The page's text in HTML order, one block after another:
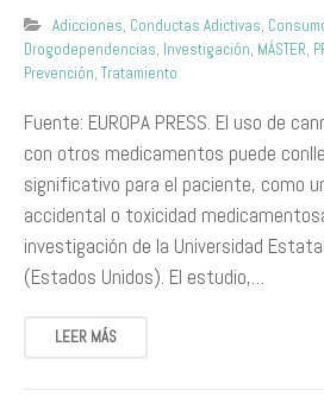
Adicciones, Conductas Adictivas,
Drogodependencias, Investigación, MÁSTER,
Prevención, Tratamiento
Fuente: EUROPA PRESS. El uso de
con otros medicamentos puede
significativo para el paciente, como
accidental o toxicidad
investigación de la Universidad
(Estados Unidos). El estudio,…
LEER MÁS